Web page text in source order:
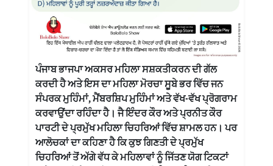
ਪੰਜਾਬ ਭਾਜਪਾ ਅਕਸਰ ਮਹਿਲਾ ਸਸ਼ਕਤੀਕਰਨ ਦੀ ਗੱਲ
ਕਰਦੀ ਹੈ ਅਤੇ ਇਸ ਦਾ ਮਹਿਲਾ ਮੋਰਚਾ ਸੂਬੇ ਭਰ ਵਿੱਚ ਜਨ
ਸੰਪਰਕ ਮੁਹਿੰਮਾਂ, ਮੈਂਬਰਸ਼ਿਪ ਮੁਹਿੰਮਾਂ ਅਤੇ ਵੱਖ-ਵੱਖ ਪ੍ਰੋਗਰਾਮ
ਕਰਵਾਉਂਦਾ ਰਹਿੰਦਾ ਹੈ। ਜੈ ਇੰਦਰ ਕੌਰ ਅਤੇ ਪ੍ਰਨੀਤ ਕੌਰ
ਪਾਰਟੀ ਦੇ ਪ੍ਰਮੁੱਖ ਮਹਿਲਾ ਚਿਹਰਿਆਂ ਵਿੱਚ ਸ਼ਾਮਲ ਹਨ। ਪਰ
ਆਲੋਚਕਾਂ ਦਾ ਕਹਿਣਾ ਹੈ ਕਿ ਕੁਝ ਗਿਣਤੀ ਦੇ ਪ੍ਰਮੁੱਖ
ਚਿਹਰਿਆਂ ਤੋਂ ਅੱਗੇ ਵੱਧ ਕੇ ਮਹਿਲਾਵਾਂ ਨੂੰ ਜਿੱਤਣ ਯੋਗ ਟਿਕਟਾਂ